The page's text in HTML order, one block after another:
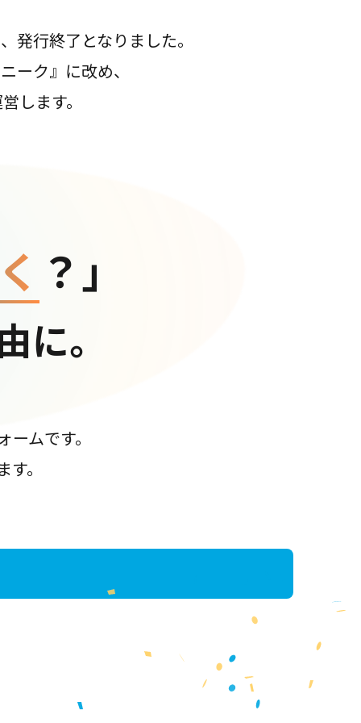
発行終了となりました。
ーク』に改め、
します。
？」
に。
ムです。
。